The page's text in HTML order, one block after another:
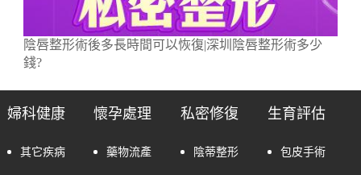
陰唇整形術後多長時間可以恢復|深圳陰唇整形術多少
錢?
婦科健康
其它疾病
懷孕處理
藥物流產
私密修復
陰蒂整形
生育評估
包皮手術